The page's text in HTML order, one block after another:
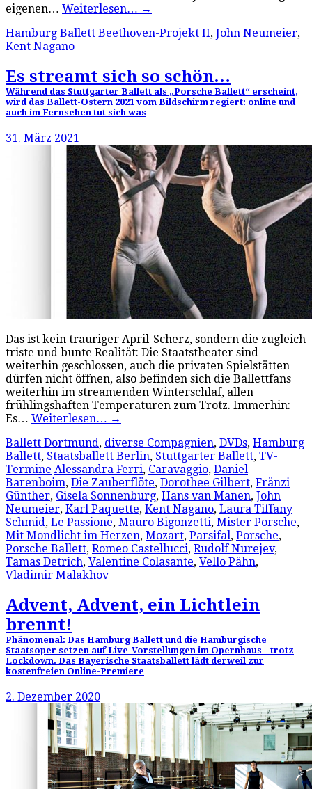
eigenen… Weiterlesen… →
Hamburg Ballett Beethoven-Projekt II, John Neumeier,
Kent Nagano
Es streamt sich so schön…
Während das Stuttgarter Ballett als „Porsche Ballett“ erscheint,
wird das Ballett-Ostern 2021 vom Bildschirm regiert: online und
auch im Fernsehen tut sich was
31. März 2021
Das ist kein trauriger April-Scherz, sondern die zugleich
triste und bunte Realität: Die Staatstheater sind
weiterhin geschlossen, auch die privaten Spielstätten
dürfen nicht öffnen, also befinden sich die Ballettfans
weiterhin im streamenden Winterschlaf, allen
frühlingshaften Temperaturen zum Trotz. Immerhin:
Es… Weiterlesen… →
Ballett Dortmund, diverse Compagnien, DVDs, Hamburg
Ballett, Staatsballett Berlin, Stuttgarter Ballett, TV-
Termine Alessandra Ferri, Caravaggio, Daniel
Barenboim, Die Zauberflöte, Dorothee Gilbert, Fränzi
Günther, Gisela Sonnenburg, Hans van Manen, John
Neumeier, Karl Paquette, Kent Nagano, Laura Tiffany
Schmid, Le Passione, Mauro Bigonzetti, Mister Porsche,
Mit Mondlicht im Herzen, Mozart, Parsifal, Porsche,
Porsche Ballett, Romeo Castellucci, Rudolf Nurejev,
Tamas Detrich, Valentine Colasante, Vello Pähn,
Vladimir Malakhov
Advent, Advent, ein Lichtlein
brennt!
Phänomenal: Das Hamburg Ballett und die Hamburgische
Staatsoper setzen auf Live-Vorstellungen im Opernhaus – trotz
Lockdown. Das Bayerische Staatsballett lädt derweil zur
kostenfreien Online-Premiere
2. Dezember 2020